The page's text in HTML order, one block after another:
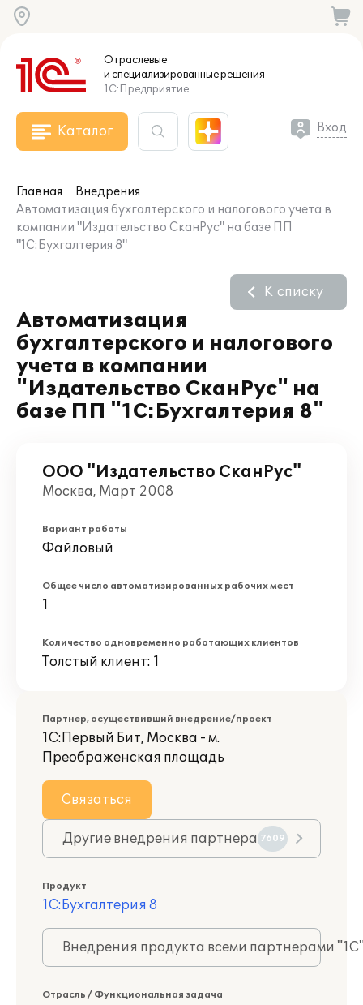
Отраслевые
и специализированныерешения
1С:Предприятие
Каталог Вход
Главная
Внедрения
Автоматизация бухгалтерского и налогового учета в
компании "Издательство СканРус" на базе ПП
"1С:Бухгалтерия 8"
Автоматизация
бухгалтерского и налогового
учета в компании
"Издательство СканРус" на
базе ПП "1С:Бухгалтерия 8"
К списку
ООО "Издательство СканРус"
Москва, Март 2008
Вариант работы
Файловый
Общее число автоматизированных рабочих мест
1
Количество одновременно работающих клиентов
Толстый клиент: 1
Партнер, осуществивший внедрение/проект
1С:Первый Бит, Москва - м.
Преображенская площадь
Связаться
Другие внедрения партнера 7609
Продукт
1С:Бухгалтерия 8
Внедрения продукта всеми партнерами
Отрасль / Функциональная задача